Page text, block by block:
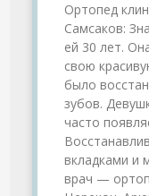
Ортопед
Самсаков:
ей 30 лет.
свою
было
зубов.
часто
вкладками и
врач —